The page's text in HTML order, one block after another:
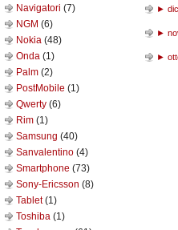
Navigatori (7)
NGM (6)
Nokia (48)
Onda (1)
Palm (2)
PostMobile (1)
Qwerty (6)
Rim (1)
Samsung (40)
Sanvalentino (4)
Smartphone (73)
Sony-Ericsson (8)
Tablet(1)
Toshiba (1)
►
►
►